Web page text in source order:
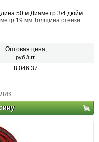
м Диаметр:3/4 дюйм
мм Толщина стенки
Оптовая цена,
руб./шт.
8 046.37